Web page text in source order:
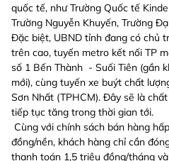
quốc tế, như Trường Quốc tế
Trường Nguyễn Khuyến, Trường
Đặc biệt, UBND tỉnh đang có chủ
trên cao, tuyến metro kết nối TP
số 1 Bến Thành - Suối Tiên (gần
mới), cùng tuyến xe buýt chất
Sơn Nhất (TPHCM). Đây sẽ là
tiếp tục tăng trong thời gian tới.
Cùng với chính sách bán hàng
đồng/nền, khách hàng chỉ cần
thanh toán 1,5 triệu đồng/tháng